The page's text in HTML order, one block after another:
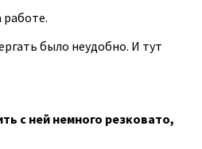
было неудобно. И тут
с ней немного резковато,